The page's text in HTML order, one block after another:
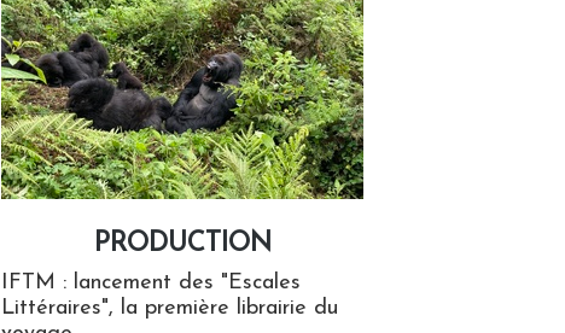
PRODUCTION
IFTM : lancement des "Escales
Littéraires", la première librairie du